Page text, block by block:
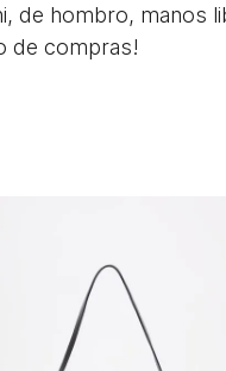
de hombro, manos
de compras!